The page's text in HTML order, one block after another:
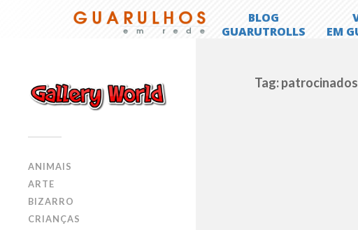
ANIMAIS
ARTE
BIZARRO
CRIANÇAS
Tag: patrocinados